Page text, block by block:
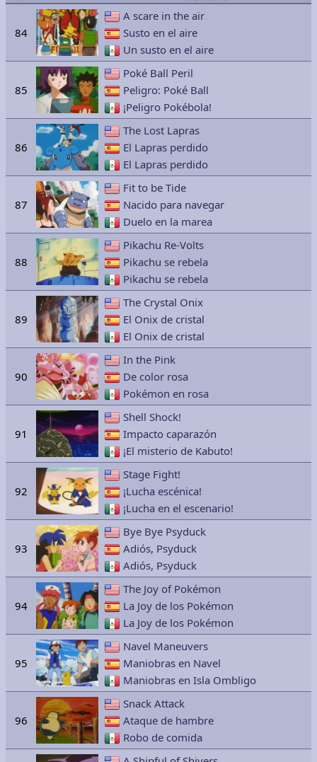
84
A scare in the air
Susto en el aire
Un susto en el aire
85
Poké Ball Peril
Peligro: Poké Ball
¡Peligro Pokébola!
86
The Lost Lapras
El Lapras perdido
El Lapras perdido
87
Fit to be Tide
Nacido para navegar
Duelo en la marea
88
Pikachu Re-Volts
Pikachu se rebela
Pikachu se rebela
89
The Crystal Onix
El Onix de cristal
El Onix de cristal
90
In the Pink
De color rosa
Pokémon en rosa
91
Shell Shock!
Impacto caparazón
¡El misterio de Kabuto!
92
Stage Fight!
¡Lucha escénica!
¡Lucha en el escenario!
93
Bye Bye Psyduck
Adiós, Psyduck
Adiós, Psyduck
94
The Joy of Pokémon
La Joy de los Pokémon
La Joy de los Pokémon
95
Navel Maneuvers
Maniobras en Navel
Maniobras en Isla Ombligo
96
Snack Attack
Ataque de hambre
Robo de comida